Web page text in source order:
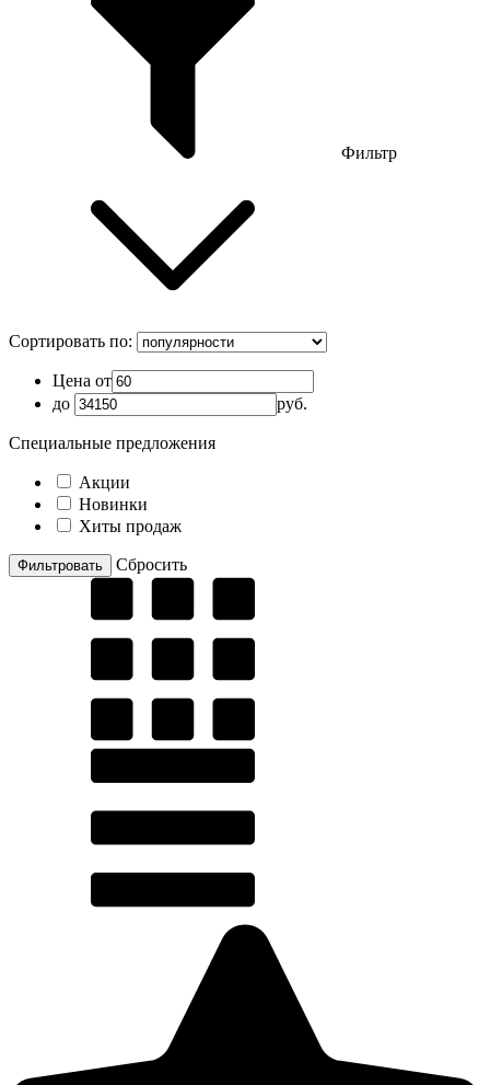
Фильтр
Сортировать по:
Цена от
до
руб.
Специальные предложения
Акции
Новинки
Хиты продаж
Cбросить